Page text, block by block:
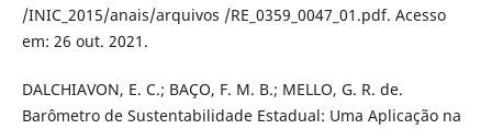
/INIC_2015/anais/arquivos /RE_0359_0047_01.pdf. Acesso
em: 26 out. 2021.
DALCHIAVON, E. C.; BAÇO, F. M. B.; MELLO, G. R. de.
Barômetro de Sustentabilidade Estadual: Uma Aplicação na